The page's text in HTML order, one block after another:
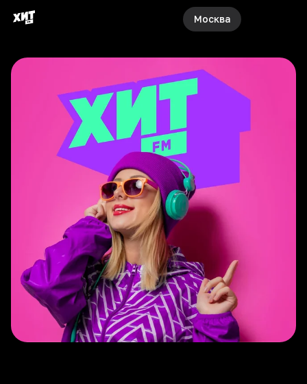
Москва